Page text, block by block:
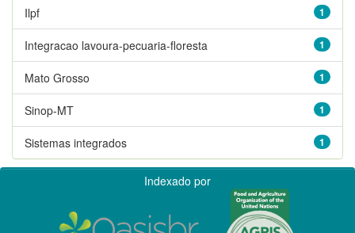
1
Ilpf
1
Integracao lavoura-pecuaria-floresta
1
Mato Grosso
1
Sinop-MT
1
Sistemas integrados
Indexado por